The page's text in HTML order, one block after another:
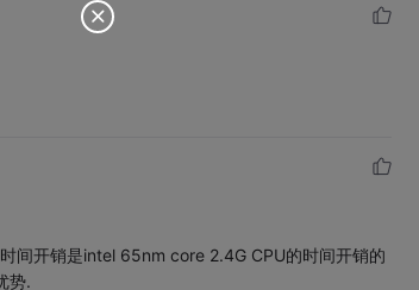
间开销是intel 65nm core 2.4G CPU的时间开销的
势.